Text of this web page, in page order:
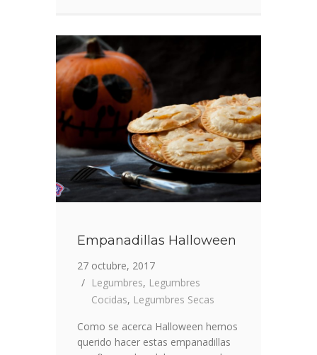
LENTEJAS
Empanadillas Halloween
27 octubre, 2017
Legumbres, Legumbres
Cocidas, Legumbres Secas
Como se acerca Halloween hemos
querido hacer estas empanadillas